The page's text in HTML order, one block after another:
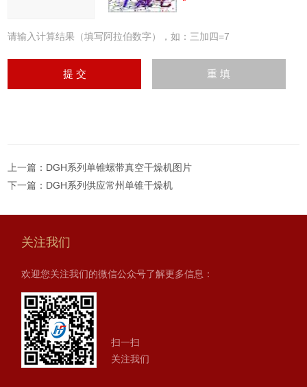
请输入计算结果（填写阿拉伯数字），如：三加四=7
上一篇： DGH系列单锥螺带真空干燥机图片
下一篇： DGH系列供应常州单锥干燥机
关注我们
欢迎您关注我们的微信公众号了解更多信息：
扫一扫
关注我们